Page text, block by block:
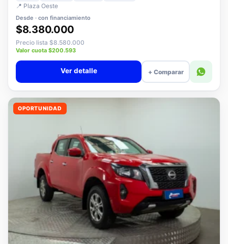
2026 2256 km
📍 Plaza Oeste
Desde · con financiamiento
$8.380.000
Precio lista $8.580.000
Valor cuota $200.593
+ Comparar